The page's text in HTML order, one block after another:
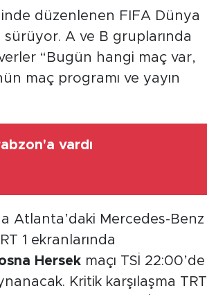
düzenlenen FIFA Dünya
sürüyor. A ve B gruplarında
“Bugün hangi maç var,
maç programı ve yayın
vardı
Atlanta’daki Mercedes-Benz
1 ekranlarında
Hersek maçı TSİ 22:00’de
Kritik karşılaşma TRT